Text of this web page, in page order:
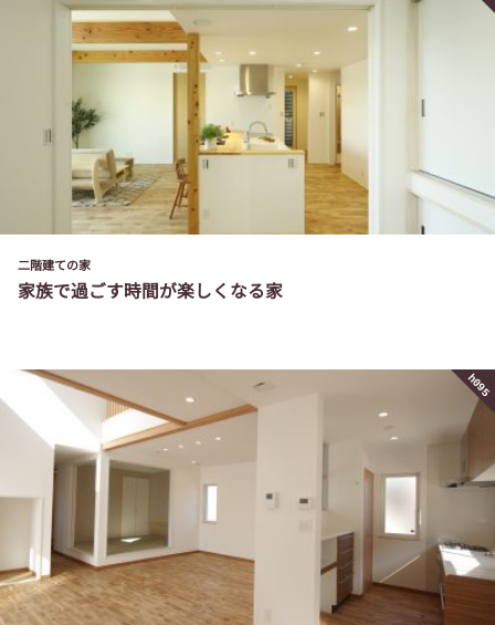
二階建ての家
家族で過ごす時間が楽しくなる家
h095